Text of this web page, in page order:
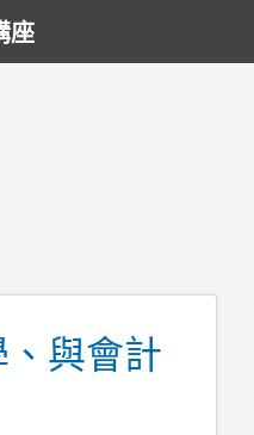
座
與會計